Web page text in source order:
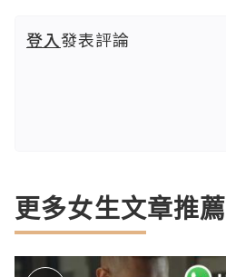
登入發表評論
更多女生文章推薦